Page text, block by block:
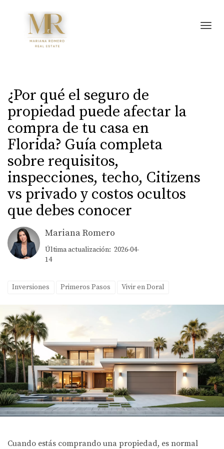
¿Por qué el seguro de
propiedad puede afectar la
compra de tu casa en
Florida? Guía completa
sobre requisitos,
inspecciones, techo, Citizens
vs privado y costos ocultos
que debes conocer
Mariana Romero
Última actualización: 2026-04-
14
Inversiones Primeros Pasos Vivir en Doral
Cuando estás comprando una propiedad, es normal